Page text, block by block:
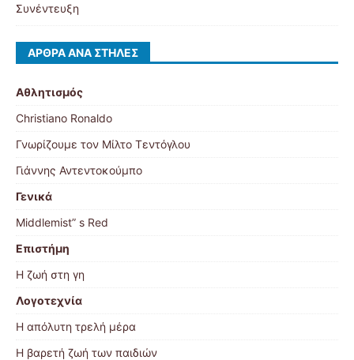
Συνέντευξη
ΆΡΘΡΑ ΑΝΆ ΣΤΉΛΕΣ
Αθλητισμός
Christiano Ronaldo
Γνωρίζουμε τον Μίλτο Τεντόγλου
Γιάννης Αντεντοκούμπο
Γενικά
Middlemist” s Red
Επιστήμη
Η ζωή στη γη
Λογοτεχνία
Η απόλυτη τρελή μέρα
Η βαρετή ζωή των παιδιών